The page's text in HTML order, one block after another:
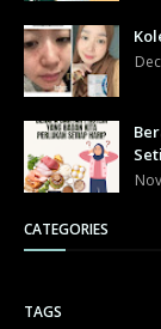
CATEGORIES
TAGS